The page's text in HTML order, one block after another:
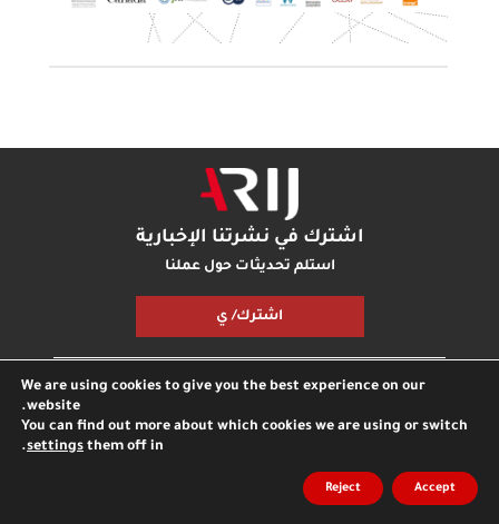
اشترك في نشرتنا الإخبارية
استلم تحديثات حول عملنا
اشترك/ ي
مكتبة أريجبودكاست أريجاتصل بناشارك معنا
الخصوصية
انترناشونال
We are using cookies to give you the best experience on our
website.
You can find out more about which cookies we are using or switch
them off in
settings
.
Accept
Reject